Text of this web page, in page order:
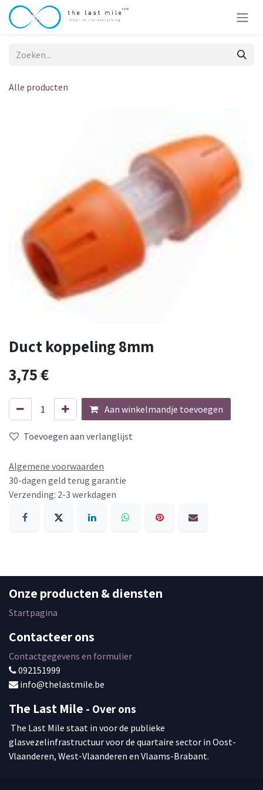
Overslaan naar inhoud
Alle producten
Duct koppeling 8mm
3,75€
Aan winkelmandje toevoegen
Toevoegen aan verlanglijst
Algemene voorwaarden
30-dagen geld terug garantie
Verzending: 2-3 werkdagen
Onze producten & diensten
Startpagina
Contacteer ons
Contactgegevens en formulier
092151999
info@thelastmile.be
The Last Mile - Over ons
The Last Mile staat in voor de publieke
glasvezelinfrastructuur voor de quartaire sector in Oost-
Vlaanderen, West-Vlaanderen en Vlaams-Brabant.